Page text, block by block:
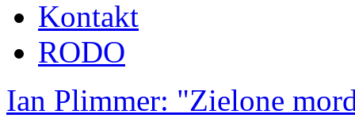
Kontakt
RODO
Ian Plimmer: "Zielone